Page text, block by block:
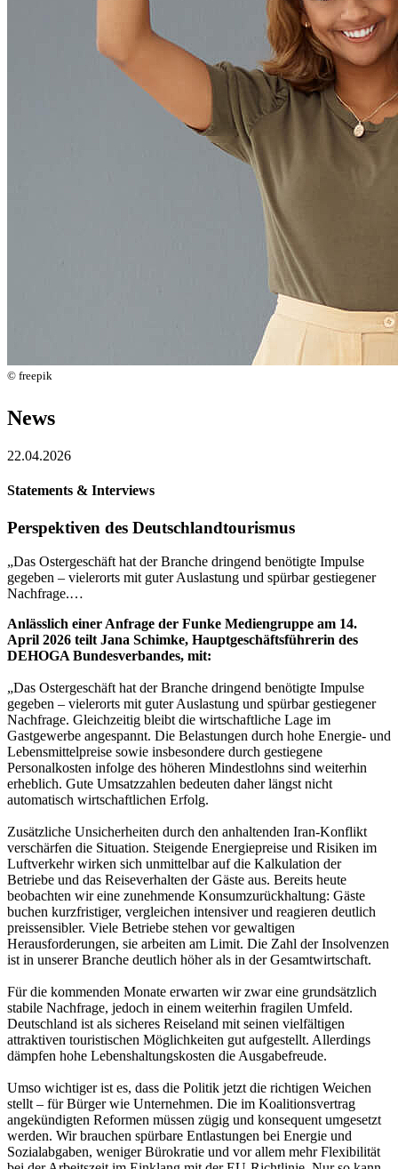
© freepik
News
22.04.2026
Statements & Interviews
Perspektiven des Deutschlandtourismus
„Das Ostergeschäft hat der Branche dringend benötigte Impulse
gegeben – vielerorts mit guter Auslastung und spürbar gestiegener
Nachfrage.…
Anlässlich einer Anfrage der Funke Mediengruppe am 14.
April 2026 teilt Jana Schimke, Hauptgeschäftsführerin des
DEHOGA Bundesverbandes, mit:
„Das Ostergeschäft hat der Branche dringend benötigte Impulse
gegeben – vielerorts mit guter Auslastung und spürbar gestiegener
Nachfrage. Gleichzeitig bleibt die wirtschaftliche Lage im
Gastgewerbe angespannt. Die Belastungen durch hohe Energie- und
Lebensmittelpreise sowie insbesondere durch gestiegene
Personalkosten infolge des höheren Mindestlohns sind weiterhin
erheblich. Gute Umsatzzahlen bedeuten daher längst nicht
automatisch wirtschaftlichen Erfolg.
Zusätzliche Unsicherheiten durch den anhaltenden Iran-Konflikt
verschärfen die Situation. Steigende Energiepreise und Risiken im
Luftverkehr wirken sich unmittelbar auf die Kalkulation der
Betriebe und das Reiseverhalten der Gäste aus. Bereits heute
beobachten wir eine zunehmende Konsumzurückhaltung: Gäste
buchen kurzfristiger, vergleichen intensiver und reagieren deutlich
preissensibler. Viele Betriebe stehen vor gewaltigen
Herausforderungen, sie arbeiten am Limit. Die Zahl der Insolvenzen
ist in unserer Branche deutlich höher als in der Gesamtwirtschaft.
Für die kommenden Monate erwarten wir zwar eine grundsätzlich
stabile Nachfrage, jedoch in einem weiterhin fragilen Umfeld.
Deutschland ist als sicheres Reiseland mit seinen vielfältigen
attraktiven touristischen Möglichkeiten gut aufgestellt. Allerdings
dämpfen hohe Lebenshaltungskosten die Ausgabefreude.
Umso wichtiger ist es, dass die Politik jetzt die richtigen Weichen
stellt – für Bürger wie Unternehmen. Die im Koalitionsvertrag
angekündigten Reformen müssen zügig und konsequent umgesetzt
werden. Wir brauchen spürbare Entlastungen bei Energie und
Sozialabgaben, weniger Bürokratie und vor allem mehr Flexibilität